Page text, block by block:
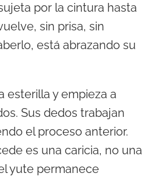
por la cintura hasta
sin prisa, sin
está abrazando su
esterilla y empieza a
Sus dedos trabajan
el proceso anterior.
es una caricia, no una
yute permanece